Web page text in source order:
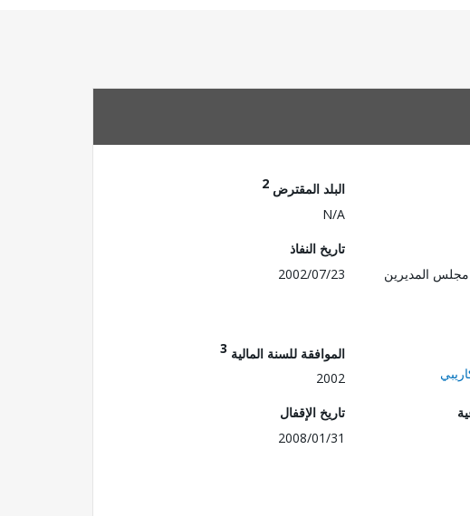
البلد المقترض 2
N/A
المديرين
تاريخ النفاذ
2002/07/23
الموافقة للسنة المالية 3
2002
تاريخ الإقفال
2008/01/31